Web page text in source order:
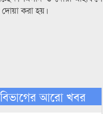
দোয়া করা হয়।
আরো খবর